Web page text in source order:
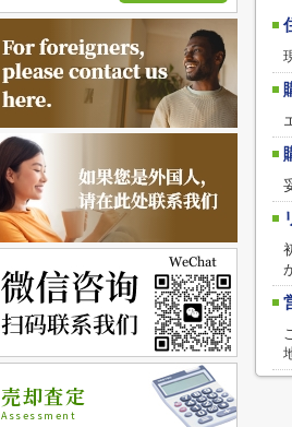
売却査定
Assessment